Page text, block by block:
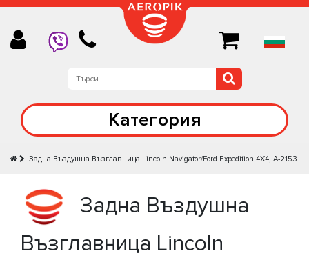
Категория
Задна Въздушна Възглавница Lincoln Navigator/Ford Expedition 4X4, A-2153
Задна Въздушна
Възглавница Lincoln